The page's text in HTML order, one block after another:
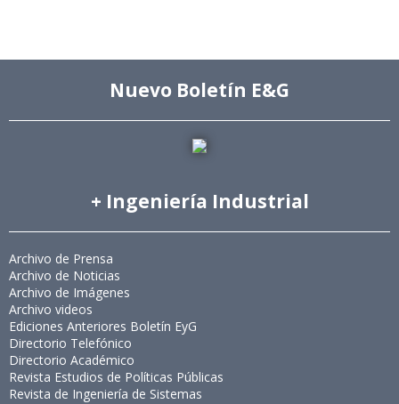
Nuevo Boletín E&G
+ Ingeniería Industrial
Archivo de Prensa
Archivo de Noticias
Archivo de Imágenes
Archivo videos
Ediciones Anteriores Boletín EyG
Directorio Telefónico
Directorio Académico
Revista Estudios de Políticas Públicas
Revista de Ingeniería de Sistemas